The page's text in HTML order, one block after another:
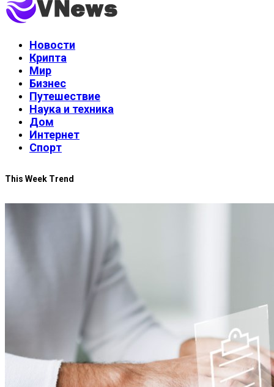
Новости
Крипта
Мир
Бизнес
Путешествие
Наука и техника
Дом
Интернет
Спорт
This Week Trend